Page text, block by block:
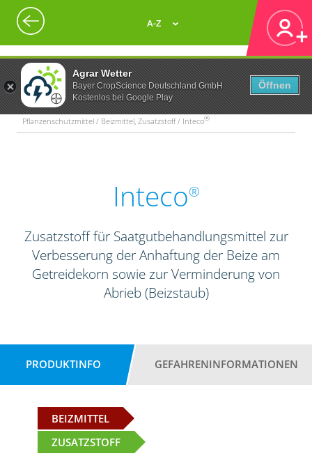
Agrar Wetter
Bayer CropScience Deutschland GmbH
Kostenlos bei Google Play
Öffnen
A-Z
Pflanzenschutzmittel / Beizmittel, Zusatzstoff / Inteco®
Inteco®
Zusatzstoff für Saatgutbehandlungsmittel zur
Verbesserung der Anhaftung der Beize am
Getreidekorn sowie zur Verminderung von
Abrieb (Beizstaub)
PRODUKTINFO GEFAHRENINFORMATIONEN
BEIZMITTEL
ZUSATZSTOFF